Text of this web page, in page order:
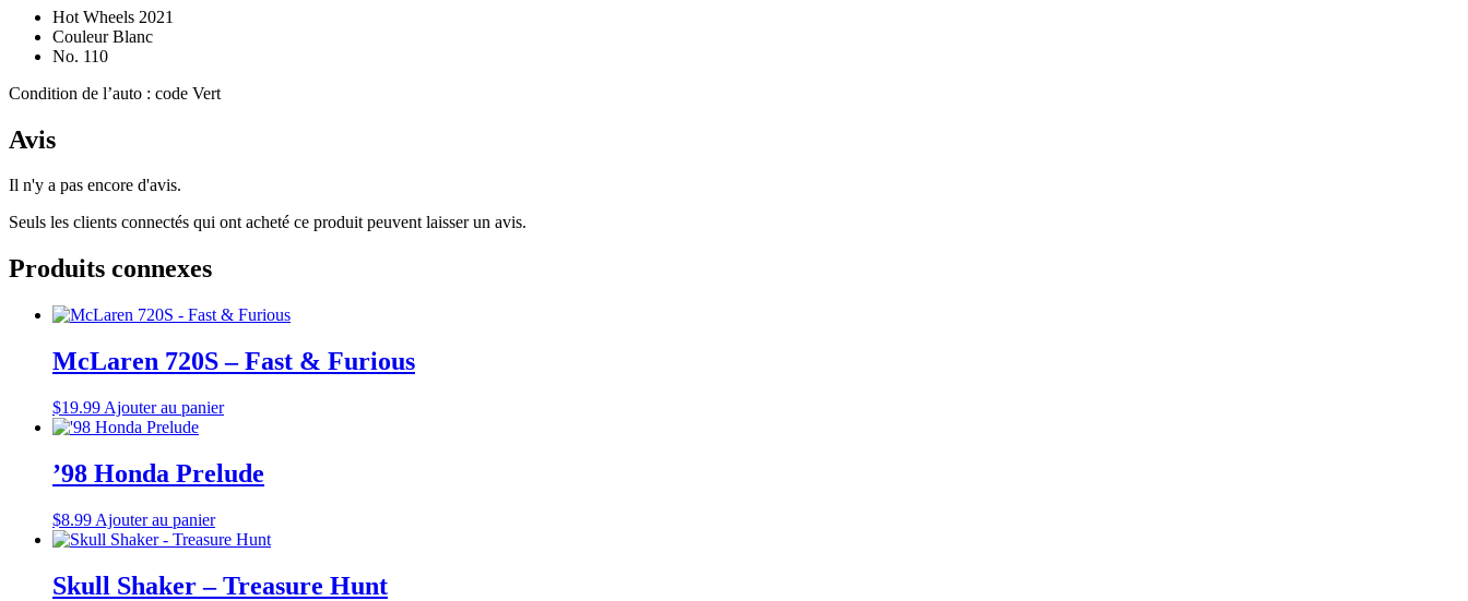
Hot Wheels 2021
Couleur Blanc
No. 110
Condition de l’auto : code Vert
Avis
Il n'y a pas encore d'avis.
Seuls les clients connectés qui ont acheté ce produit peuvent laisser un avis.
Produits connexes
McLaren 720S – Fast & Furious
$19.99 Ajouter au panier
’98 Honda Prelude
$8.99 Ajouter au panier
Skull Shaker – Treasure Hunt